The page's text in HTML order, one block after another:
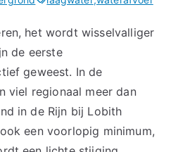
het wordt wisselvalliger
de eerste
geweest. In de
viel regionaal meer dan
in de Rijn bij Lobith
een voorlopig minimum,